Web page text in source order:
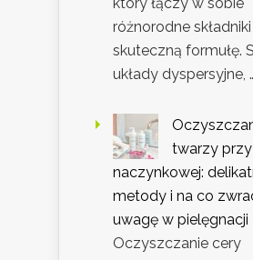
który łączy w sobie
różnorodne
skuteczną formułę.
układy dyspersyjne,
twarzy
naczynkowej:
metody i na co
uwagę w pielęgnacji
Oczyszczanie cery